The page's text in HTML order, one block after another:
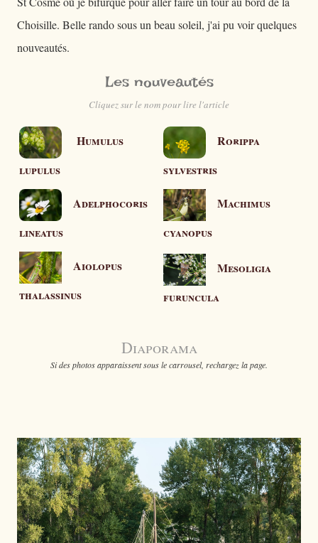
Choisille. Belle rando sous un beau soleil, j'ai pu voir quelques
nouveautés.
Les nouveautés
Cliquez sur le nom pour lire l'article
Humulus
lupulus
Rorippa
sylvestris
Adelphocoris
lineatus
Machimus
cyanopus
Aiolopus
thalassinus
Mesoligia
furuncula
Diaporama
Si des photos apparaissent sous le carrousel, rechargez la page.